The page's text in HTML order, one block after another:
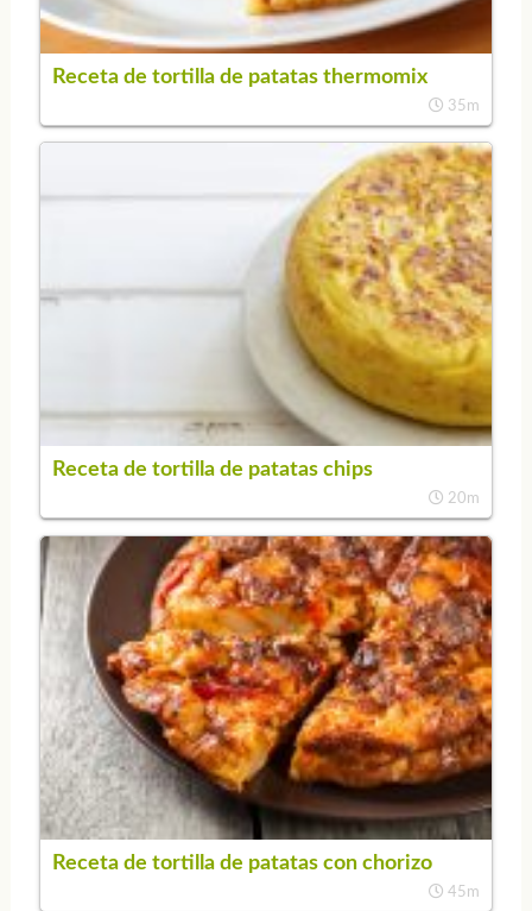
Receta de tortilla de patatas thermomix
35m
Receta de tortilla de patatas chips
20m
Receta de tortilla de patatas con chorizo
45m